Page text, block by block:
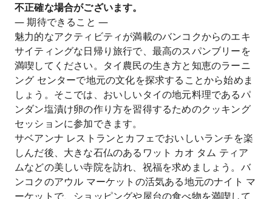
不正確な場合がございます。
— 期待できること —
魅力的なアクティビティが満載のバンコクからのエキ
サイティングな日帰り旅行で、最高のスパンブリーを
満喫してください。タイ農民の生き方と知恵のラーニ
ング センターで地元の文化を探求することから始めま
しょう。そこでは、おいしいタイの地元料理であるパ
ンダン塩漬け卵の作り方を習得するためのクッキング
セッションに参加できます。
サベアンナ レストランとカフェでおいしいランチを楽
しんだ後、大きな石仏のあるワット カオ タム ティア
ムなどの美しい寺院を訪れ、祝福を求めましょう。バ
ンコクのアウル マーケットの活気ある地元のナイト マ
ーケットで、ショッピングや屋台の食べ物を満喫して